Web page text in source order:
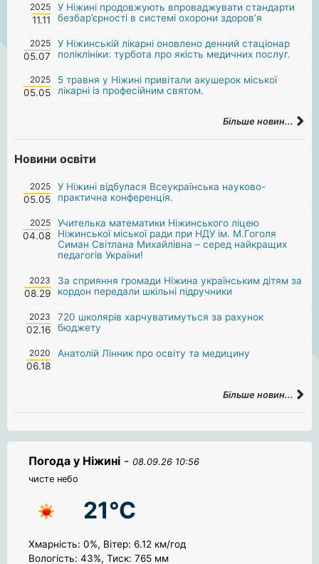
2025
11.11
У Ніжині продовжують впроваджувати стандарти
безбар’єрності в системі охорони здоров’я
2025
05.07
У Ніжинській лікарні оновлено денний стаціонар
поліклініки: турбота про якість медичних послуг.
2025
05.05
5 травня у Ніжині привітали акушерок міської
лікарні із професійним святом.
Більше новин...
Новини освіти
2025
05.05
У Ніжині відбулася Всеукраїнська науково-
практична конференція.
2025
04.08
Учителька математики Ніжинського ліцею
Ніжинської міської ради при НДУ ім. М.Гоголя
Симан Світлана Михайлівна – серед найкращих
педагогів України!
2023
08.29
За сприяння громади Ніжина українським дітям за
кордон передали шкільні підручники
2023
02.16
720 школярів харчуватимуться за рахунок
бюджету
2020
06.18
Анатолій Лінник про освіту та медицину
Більше новин...
Погода у Ніжині - 08.09.26 10:56
чисте небо
21°C
Хмарність: 0%, Вітер: 6.12 км/год
Вологість: 43%, Тиск: 765 мм